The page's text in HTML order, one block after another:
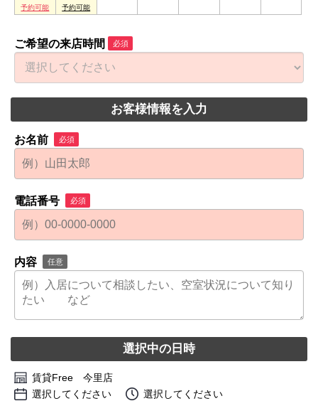
ご希望の来店時間 必須
お客様情報を入力
お名前 必須
電話番号 必須
内容 任意
選択中の日時
賃貸Free 今里店
選択してください
選択してください